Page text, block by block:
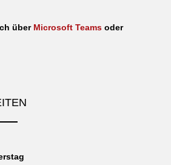
über Microsoft Teamsoder